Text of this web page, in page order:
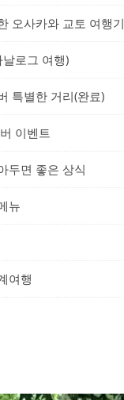
오사카와 교토 여행기
로그 여행)
특별한 거리(완료)
이벤트
두면 좋은 상식
뉴
여행